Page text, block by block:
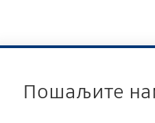
Пошаљите